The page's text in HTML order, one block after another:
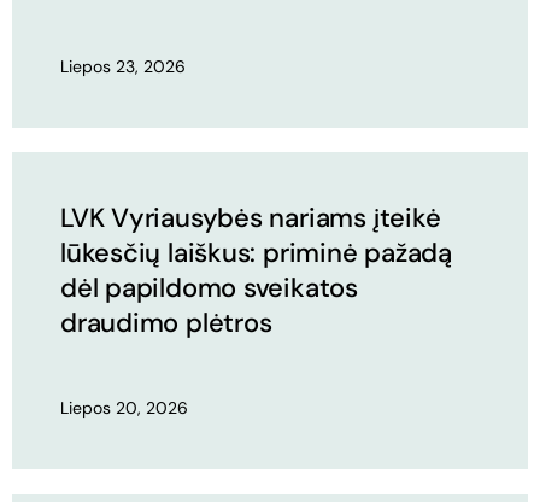
Liepos 23, 2026
LVK Vyriausybės nariams įteikė
lūkesčių laiškus: priminė pažadą
dėl papildomo sveikatos
draudimo plėtros
Liepos 20, 2026